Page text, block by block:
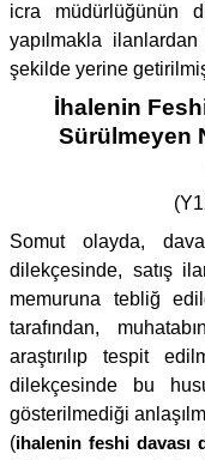
icra müdürlüğünün
yapılmakla
şekilde yerine
İhalenin
Sürülmeyen
Somut olayda,
dilekçesinde, satış
memuruna tebliğ
tarafından,
araştırılıp tespit
dilekçesinde bu
gösterilmediği
(ihalenin feshi davası